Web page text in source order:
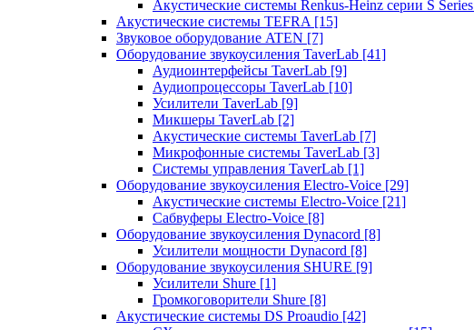
Акустические системы Renkus-Heinz серии S Series
Акустические системы TEFRA [15]
Звуковое оборудование ATEN [7]
Оборудование звукоусиления TaverLab [41]
Аудиоинтерфейсы TaverLab [9]
Аудиопроцессоры TaverLab [10]
Усилители TaverLab [9]
Микшеры TaverLab [2]
Акустические системы TaverLab [7]
Микрофонные системы TaverLab [3]
Системы управления TaverLab [1]
Оборудование звукоусиления Electro-Voice [29]
Акустические системы Electro-Voice [21]
Сабвуферы Electro-Voice [8]
Оборудование звукоусиления Dynacord [8]
Усилители мощности Dynacord [8]
Оборудование звукоусиления SHURE [9]
Усилители Shure [1]
Громкоговорители Shure [8]
Акустические системы DS Proaudio [42]